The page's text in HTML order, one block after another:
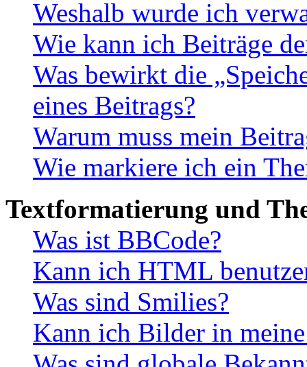
Weshalb wurde ich
Wie kann ich Beiträge
Was bewirkt die
eines Beitrags?
Warum muss mein
Wie markiere ich ein
Textformatierung und
Was ist BBCode?
Kann ich HTML
Was sind Smilies?
Kann ich Bilder in